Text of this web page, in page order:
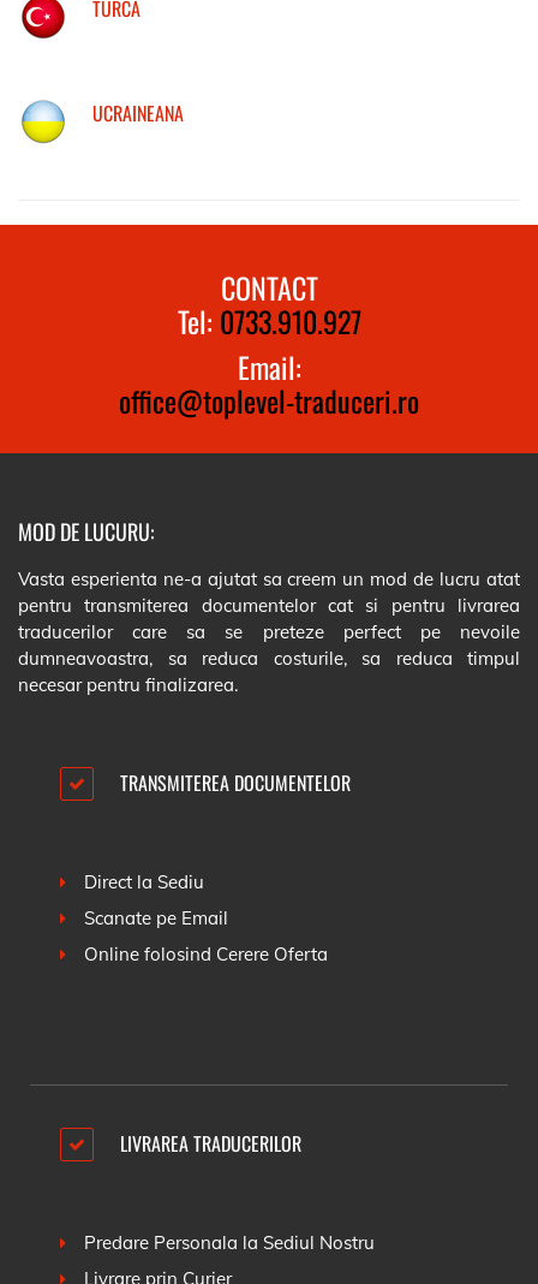
TURCA
UCRAINEANA
CONTACT
Tel: 0733.910.927
Email:
office@toplevel-traduceri.ro
MOD DE LUCURU:
Vasta esperienta ne-a ajutat sa creem un mod de lucru atat
pentru transmiterea documentelor cat si pentru livrarea
traducerilor care sa se preteze perfect pe nevoile
dumneavoastra, sa reduca costurile, sa reduca timpul
necesar pentru finalizarea.
TRANSMITEREA DOCUMENTELOR
Direct la Sediu
Scanate pe Email
Online folosind Cerere Oferta
LIVRAREA TRADUCERILOR
Predare Personala la Sediul Nostru
Livrare prin Curier